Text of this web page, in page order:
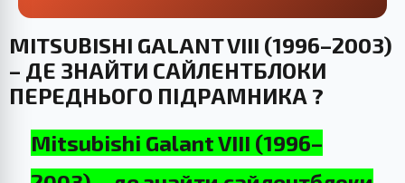
MITSUBISHI GALANT VIII (1996–2003)
– ДЕ ЗНАЙТИ САЙЛЕНТБЛОКИ
ПЕРЕДНЬОГО ПІДРАМНИКА ?
Mitsubishi Galant VIII (1996–